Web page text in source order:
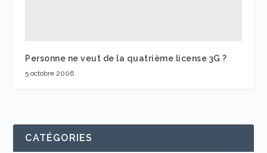
Personne ne veut de la quatrième license 3G ?
5 octobre 2006
CATÉGORIES